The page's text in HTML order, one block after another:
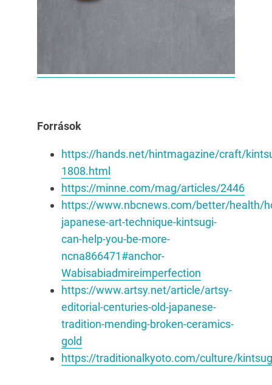
Források
https://hands.net/hintmagazine/craft/
1808.html
https://minne.com/mag/articles/2446
https://www.nbcnews.com/better/health/
japanese-art-technique-kintsugi-
can-help-you-be-more-
ncna866471#anchor-
Wabisabiadmireimperfection
https://www.artsy.net/article/artsy-
editorial-centuries-old-japanese-
tradition-mending-broken-ceramics-
gold
https://traditionalkyoto.com/culture/